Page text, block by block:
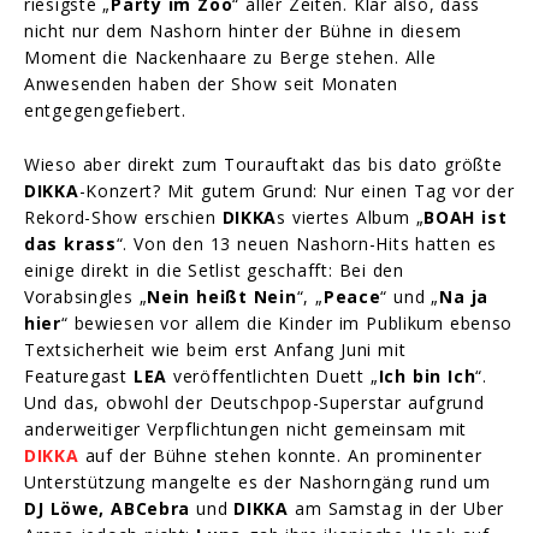
nicht nur dem Nashorn hinter der Bühne in diesem
Moment die Nackenhaare zu Berge stehen. Alle
Anwesenden haben der Show seit Monaten
entgegengefiebert.
Wieso aber direkt zum Tourauftakt das bis dato größte
DIKKA-Konzert? Mit gutem Grund: Nur einen Tag vor der
Rekord-Show erschien DIKKAs viertes Album „BOAH ist
das krass“. Von den 13 neuen Nashorn-Hits hatten es
einige direkt in die Setlist geschafft: Bei den
Vorabsingles „Nein heißt Nein“, „Peace“ und „Na ja
hier“ bewiesen vor allem die Kinder im Publikum ebenso
Textsicherheit wie beim erst Anfang Juni mit
Featuregast LEA veröffentlichten Duett „Ich bin Ich“.
Und das, obwohl der Deutschpop-Superstar aufgrund
anderweitiger Verpflichtungen nicht gemeinsam mit
DIKKA auf der Bühne stehen konnte. An prominenter
Unterstützung mangelte es der Nashorngäng rund um
DJ Löwe, ABCebra und DIKKA am Samstag in der Uber